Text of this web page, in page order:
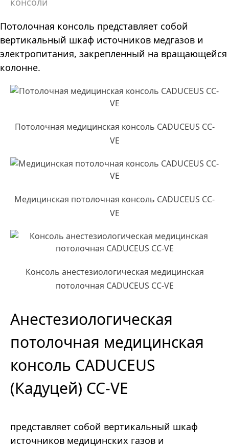
Потолочная консоль представляет собой
вертикальный шкаф источников медгазов и
электропитания, закрепленный на вращающейся
колонне.
Потолочная медицинская консоль CADUCEUS CC-
VE
Медицинская потолочная консоль CADUCEUS CC-
VE
Консоль анестезиологическая медицинская
потолочная CADUCEUS CC-VE
Анестезиологическая
потолочная медицинская
консоль CADUCEUS
(Кадуцей) CC-VE
представляет собой вертикальный шкаф
источников медицинских газов и